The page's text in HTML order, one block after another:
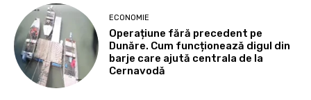
ECONOMIE
Operațiune fără precedent pe
Dunăre. Cum funcționează digul din
barje care ajută centrala de la
Cernavodă